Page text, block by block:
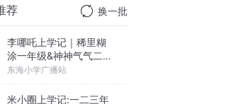
荐 换一批
李哪吒上学记｜稀里糊
涂一年级&神神气气二年
级
东海小学广播站
米小圈上学记:一二三年